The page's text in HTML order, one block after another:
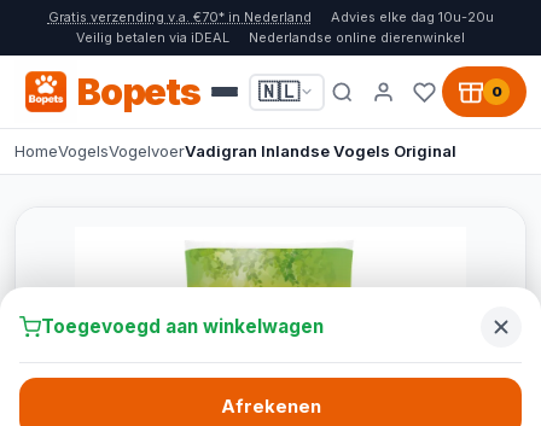
Gratis verzending v.a. €70* in Nederland
Advies elke dag 10u-20u
Veilig betalen via iDEAL
Nederlandse online dierenwinkel
Bopets 🇳🇱 0
HomeVogelsVogelvoerVadigran Inlandse Vogels Original
Toegevoegd aan winkelwagen
Afrekenen